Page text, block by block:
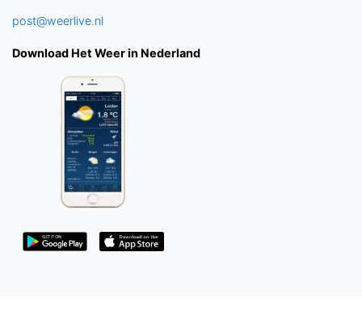
post@weerlive.nl
Download Het Weer in Nederland